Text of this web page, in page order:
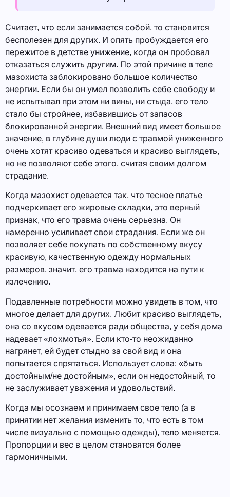
Считает, что если занимается собой, то становится
бесполезен для других. И опять пробуждается его
пережитое в детстве унижение, когда он пробовал
отказаться служить другим. По этой причине в теле
мазохиста заблокировано большое количество
энергии. Если бы он умел позволить себе свободу и
не испытывал при этом ни вины, ни стыда, его тело
стало бы стройнее, избавившись от запасов
блокированной энергии. Внешний вид имеет большое
значение, в глубине души люди с травмой униженного
очень хотят красиво одеваться и красиво выглядеть,
но не позволяют себе этого, считая своим долгом
страдание.
Когда мазохист одевается так, что тесное платье
подчеркивает его жировые складки, это верный
признак, что его травма очень серьезна. Он
намеренно усиливает свои страдания. Если же он
позволяет себе покупать по собственному вкусу
красивую, качественную одежду нормальных
размеров, значит, его травма находится на пути к
излечению.
Подавленные потребности можно увидеть в том, что
многое делает для других. Любит красиво выглядеть,
она со вкусом одевается ради общества, у себя дома
надевает «лохмотья». Если кто‑то неожиданно
нагрянет, ей будет стыдно за свой вид и она
попытается спрятаться. Использует слова: «быть
достойным/не достойным», если он недостойный, то
не заслуживает уважения и удовольствий.
Когда мы осознаем и принимаем свое тело (а в
принятии нет желания изменить то, что есть в том
числе визуально с помощью одежды), тело меняется.
Пропорции и вес в целом становятся более
гармоничными.